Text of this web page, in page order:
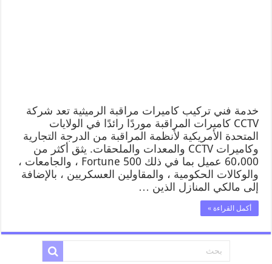
خدمة فني تركيب كاميرات مراقبة الرميثية تعد شركة
CCTV كاميرات المراقبة موردًا رائدًا في الولايات
المتحدة الأمريكية لأنظمة المراقبة من الدرجة التجارية
وكاميرات CCTV والمعدات والملحقات. يثق أكثر من
60،000 عميل بما في ذلك Fortune 500 ، والجامعات ،
والوكالات الحكومية ، والمقاولين العسكريين ، بالإضافة
إلى مالكي المنازل الذين …
أكمل القراءة »